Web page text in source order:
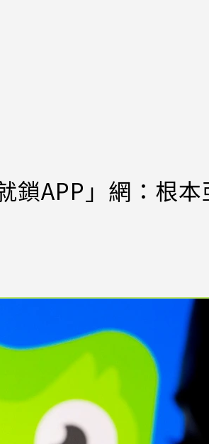
鎖APP」網：根